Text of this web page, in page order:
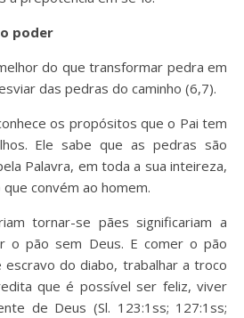
poder
do que transformar pedra em
das pedras do caminho (6,7).
os propósitos que o Pai tem
Ele sabe que as pedras são
Palavra, em toda a sua inteireza,
convém ao homem.
tornar-se pães significariam a
o pão sem Deus. E comer o pão
do diabo, trabalhar a troco
que é possível ser feliz, viver
de Deus (Sl. 123:1ss; 127:1ss;